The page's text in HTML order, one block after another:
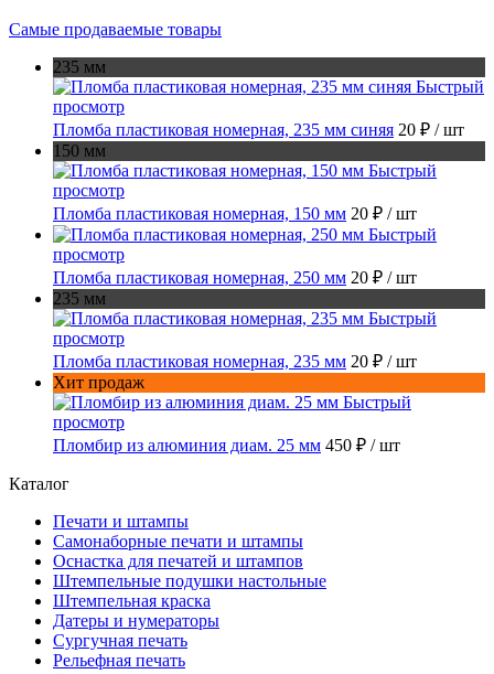
Самые продаваемые товары
235 мм
Быстрый
просмотр
Пломба пластиковая номерная, 235 мм синяя 20 ₽ / шт
150 мм
Быстрый
просмотр
Пломба пластиковая номерная, 150 мм 20 ₽ / шт
Быстрый
просмотр
Пломба пластиковая номерная, 250 мм 20 ₽ / шт
235 мм
Быстрый
просмотр
Пломба пластиковая номерная, 235 мм 20 ₽ / шт
Хит продаж
Быстрый
просмотр
Пломбир из алюминия диам. 25 мм 450 ₽ / шт
Каталог
Печати и штампы
Самонаборные печати и штампы
Оснастка для печатей и штампов
Штемпельные подушки настольные
Штемпельная краска
Датеры и нумераторы
Сургучная печать
Рельефная печать